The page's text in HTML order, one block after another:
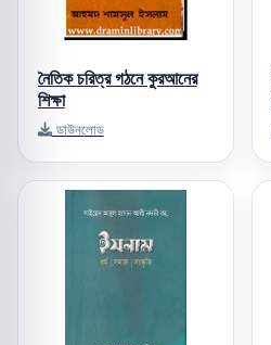
নৈতিক চরিত্র গঠনে কুরআনের
শিক্ষা
ডাউনলোড